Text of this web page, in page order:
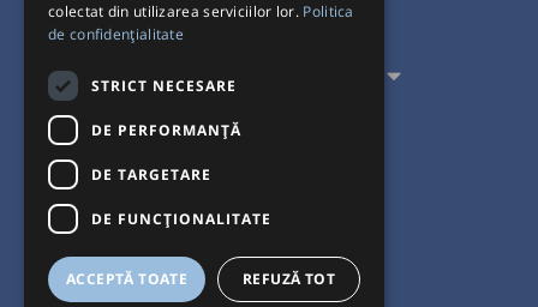
Pentru Călători
Pentru Transportatori
Interacționăm
Acceptăm plăți cu
colectat din utilizarea serviciilor lor. Politica
de confidențialitate
STRICT NECESARE
DE PERFORMANȚĂ
DE TARGETARE
DE FUNCŢIONALITATE
ACCEPTĂ TOATE REFUZĂ TOT